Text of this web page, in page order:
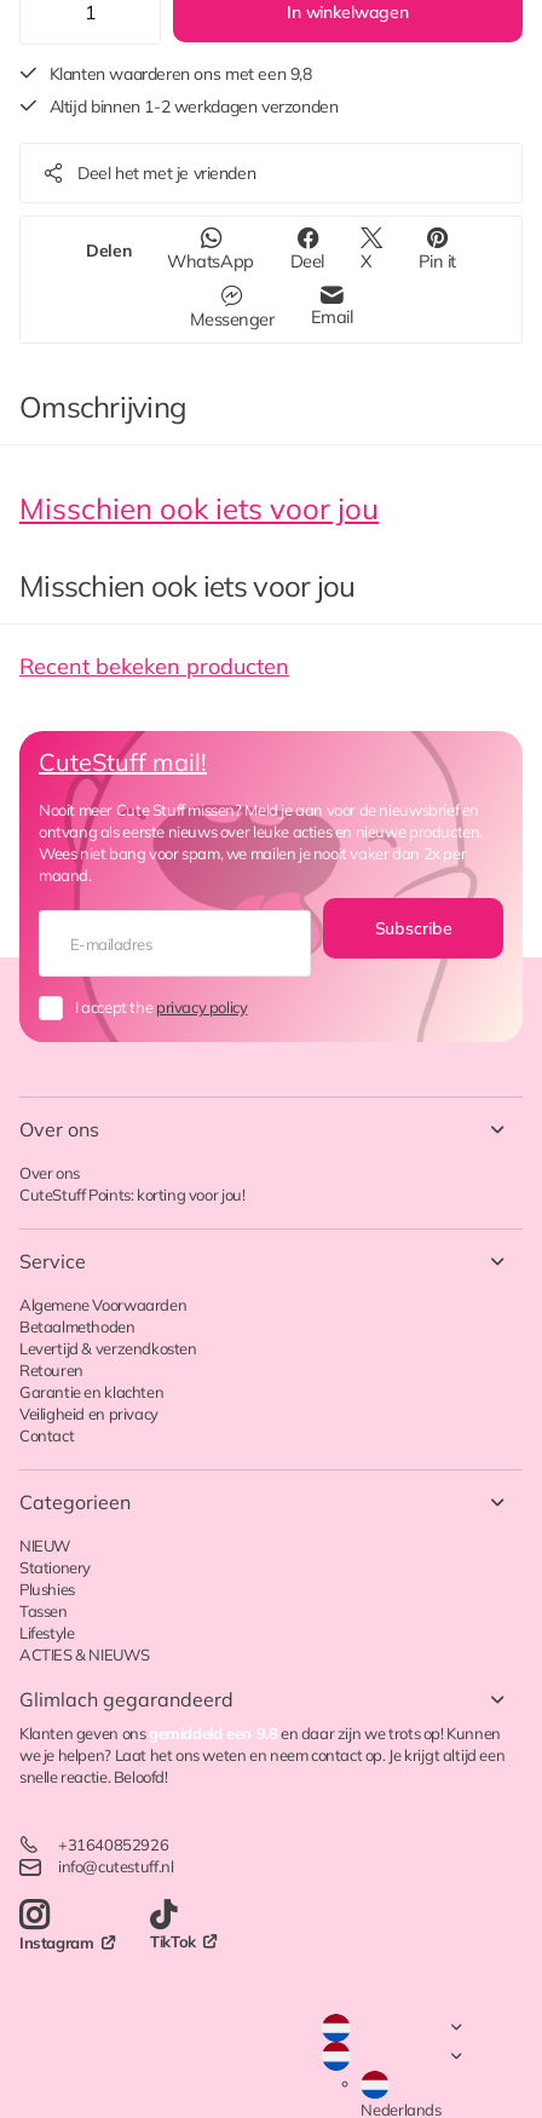
In winkelwagen
Klanten waarderen ons met een 9,8
Altijd binnen 1-2 werkdagen verzonden
Deel het met je vrienden
Delen WhatsApp Deel X Pin it
Messenger Email
Omschrijving
Misschien ook iets voor jou
Misschien ook iets voor jou
Recent bekeken producten
CuteStuff mail!
Nooit meer Cute Stuff missen? Meld je aan voor de nieuwsbrief en
ontvang als eerste nieuws over leuke acties en nieuwe producten.
Wees niet bang voor spam, we mailen je nooit vaker dan 2x per
maand.
Subscribe
I accept theprivacy policy
Over ons
Over ons
CuteStuff Points: korting voor jou!
Service
Algemene Voorwaarden
Betaalmethoden
Levertijd & verzendkosten
Retouren
Garantie en klachten
Veiligheid en privacy
Contact
Categorieen
NIEUW
Stationery
Plushies
Tassen
Lifestyle
ACTIES & NIEUWS
Glimlach gegarandeerd
Klanten geven onsgemiddeld een 9.8en daar zijn we trots op! Kunnen
we je helpen? Laat het ons weten en neem contact op. Je krijgt altijd een
snelle reactie. Beloofd!
+31640852926
info@cutestuff.nl
Instagram TikTok
Nederlands